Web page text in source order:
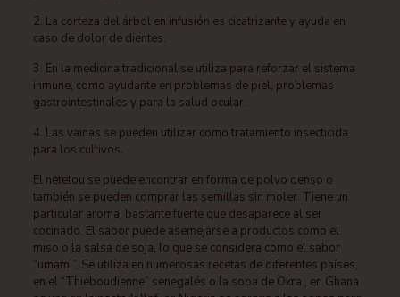
2. La corteza del árbol en infusión es cicatrizante y ayuda en
caso de dolor de dientes.
3. En la medicina tradicional se utiliza para reforzar el sistema
inmune, como ayudante en problemas de piel, problemas
gastrointestinales y para la salud ocular.
4. Las vainas se pueden utilizar como tratamiento insecticida
para los cultivos.
El netetou se puede encontrar en forma de polvo denso o
también se pueden comprar las semillas sin moler. Tiene un
particular aroma, bastante fuerte que desaparece al ser
cocinado. El sabor puede asemejarse a productos como el
miso o la salsa de soja, lo que se considera como el sabor
“umami”. Se utiliza en numerosas recetas de diferentes países,
en el “Thieboudienne” senegalés o la sopa de Okra , en Ghana